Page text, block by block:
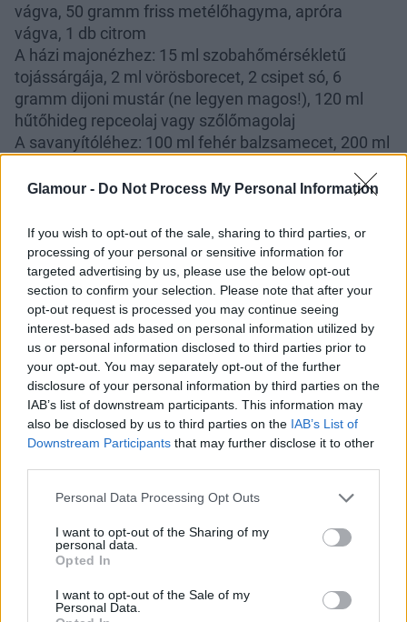
Glamour - Do Not Process My Personal Information
If you wish to opt-out of the sale, sharing to third parties, or
processing of your personal or sensitive information for
targeted advertising by us, please use the below opt-out
section to confirm your selection. Please note that after your
opt-out request is processed you may continue seeing
interest-based ads based on personal information utilized by
us or personal information disclosed to third parties prior to
your opt-out. You may separately opt-out of the further
disclosure of your personal information by third parties on the
IAB’s list of downstream participants. This information may
also be disclosed by us to third parties on the IAB’s List of
Downstream Participants that may further disclose it to other
Please note that this website/app uses one or more Google
not limited to your visit or usage behaviour. You may click to
grant or deny consent to Google and its third-party tags to
use your data for below specified purposes in below Google
consent section.
Personal Data Processing Opt Outs
I want to opt-out of the Sharing of my
personal data.
Opted In
I want to opt-out of the Sale of my
Personal Data.
vágva, 50 gramm friss metélőhagyma, apróra
vágva, 1 db citrom
A házi majonézhez: 15 ml szobahőmérsékletű
tojássárgája, 2 ml vörösborecet, 2 csipet só, 6
gramm dijoni mustár (ne legyen magos!), 120 ml
hűtőhideg repceolaj vagy szőlőmagolaj
A savanyítóléhez: 100 ml fehér balzsamecet, 200 ml
A savanyítóléhez az alapanyagokat forrald össze,
amíg a cukor fel nem oldódik teljesen, majd a
felszeletelt jégcsapretket forrázd le vele, hagyd állni
benne a hűtőben, amíg a többi alapanyagot
előkészíted. Készítsd el a házi majonézt: helyezz az
olajon kívül minden összetevőt egy magasfalú
műanyag edénybe és botmixer segítségével az
olajat lassan csurgasd hozzá. Szárítsd le a
tarisznyarákhúst tiszta konyharuhán vagy vastag
papírtörlőn, ne felejtsd el az ujjaiddal ellenőrizni,
turmixgépbe vagy aprítógépbe, és pürésítsd le.
Kanalazd kis lábosba a pépet és tedd fel a
vaníliamagokkal és a héjjal alacsony lángon
rotyogni. Vedd le 10-15 perc után a tűzről és
távolítsd el a vaníliarudat, hagyd kihűlni, majd töltsd
habzsákba. A maradék 20 százaléknyi friss